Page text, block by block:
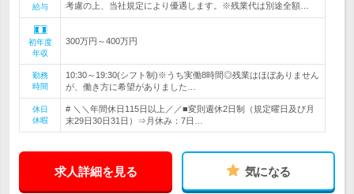
給与
考慮の上、当社規定により優遇します。※残業代は別途全額…
初年度
年収
300万円～400万円
勤務
時間
10:30～19:30(シフト制)※うち実働8時間◎残業はほぼありません
が、働き方に希望がありました…
休日
休暇
# ＼＼年間休日115日以上／／■変則週休2日制（規定曜日及び月
末29日30日31日）⇒月休み：7日…
求人詳細を見る 気になる